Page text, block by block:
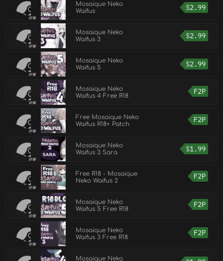
Mosaique Neko
Waifus
$2.99
Mosaique Neko
Waifus 3
$2.99
Mosaique Neko
Waifus 5
$2.99
Mosaique Neko
Waifus 4 Free R18
F2P
Free Mosaique Neko
Waifus R18+ Patch
F2P
Mosaique Neko
Waifus 3 Sara
$1.99
Free R18 - Mosaique
Neko Waifus 2
F2P
Mosaique Neko
Waifus 5 Free R18
F2P
Mosaique Neko
Waifus 3 Free R18
F2P
Mosaique Neko